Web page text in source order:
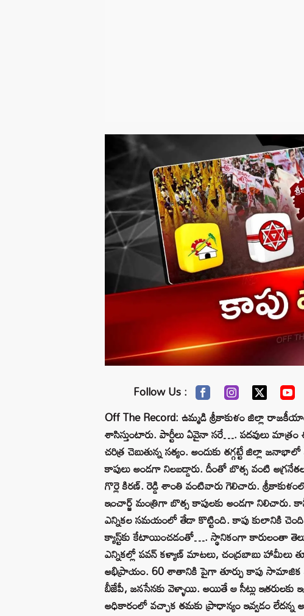
Follow Us :
Off The Record: ఉమ్మడి శ్రీకాకుళం జిల్లా
శాసిస్తుంటారు. పార్టీలు ఏవైనా సరే…. పదవులు
చరిత్ర చెబుతున్న సత్యం. అందుకు తగ్గట్టే జిల్లా
కాపులు అండగా నిలబడ్డారు. దీంతో బొత్స వంటి
గొర్లె కిరణ్. రెడ్డి శాంతి వంటివారు గెలిచారు.
ఇంచార్జ్ మంత్రిగా బొత్స కాపులకు అండగా నిలిచారు.
ఎన్నికల సమయంలో తేడా కొట్టింది. కాపు కులానికి
క్యాస్ట్‌కు కేటాయించడంతో…. స్థానికంగా కారులంతా
ఎన్నికల్లో పవన్ కళ్యాణ్‌ మాటలు, చంద్రబాబు హామీలు
అభిప్రాయం. 60 శాతానికి పైగా తూర్పు కాపు సామాజిక
బీజేపీ, జనసేనకు వెళ్ళాయి. అయితే ఆ సీట్లు
అధికారంలో వచ్చాక తమకు ప్రాధాన్యం ఇవ్వడం లేదన్న